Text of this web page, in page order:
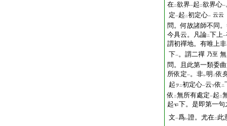
在二欲界一起 二欲界心一
定一起 二初定心一 云云
問。何故諸師不同
今具云。凡論二下上一
謂初禪地。有唯上非
下一。謂二禪 乃至
問。且此第一類委
所依定一。非レ明 二依
起 ヲ 二初定心一云下依 二
依 二無所有處定一起 二
起
下。是即第一句
文一爲レ證。尤在二 此